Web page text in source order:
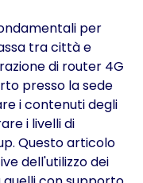
per
tra città e
di router 4G
presso la sede
i contenuti degli
i livelli di
Questo articolo
dell'utilizzo dei